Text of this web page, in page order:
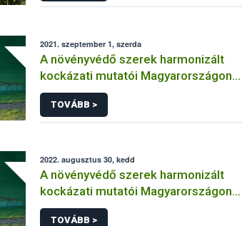
2021. szeptember 1, szerda
A növényvédő szerek harmonizált
kockázati mutatói Magyarországon
(2011-2019)
TOVÁBB >
2022. augusztus 30, kedd
A növényvédő szerek harmonizált
kockázati mutatói Magyarországon
(2011-2020) Másolat 1
TOVÁBB >